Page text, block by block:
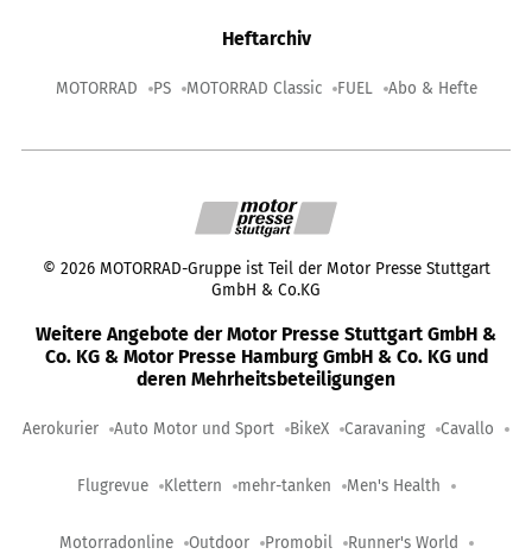
Heftarchiv
MOTORRAD PS MOTORRAD Classic FUEL Abo & Hefte
© 2026 MOTORRAD-Gruppe ist Teil der Motor Presse Stuttgart
GmbH & Co.KG
Weitere Angebote der Motor Presse Stuttgart GmbH &
Co. KG & Motor Presse Hamburg GmbH & Co. KG und
deren Mehrheitsbeteiligungen
Aerokurier Auto Motor und Sport BikeX Caravaning Cavallo
Flugrevue Klettern mehr-tanken Men's Health
Motorradonline Outdoor Promobil Runner's World